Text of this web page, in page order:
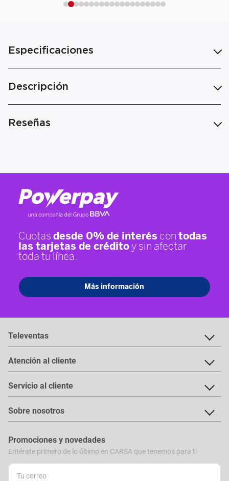
Especificaciones
Descripción
Reseñas
Televentas
Atención al cliente
Servicio al cliente
Sobre nosotros
Promociones y novedades
Entérate primero de lo último en CARSA que tenemos para ti